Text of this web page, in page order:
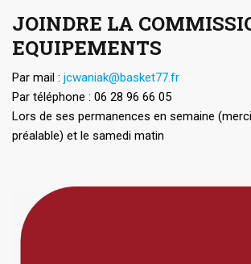
JOINDRE LA
EQUIPEMENTS
Par mail : jcwaniak@basket77.fr
Par téléphone : 06 28 96 66 05
Lors de ses permanences en semaine (merci
préalable) et le samedi matin